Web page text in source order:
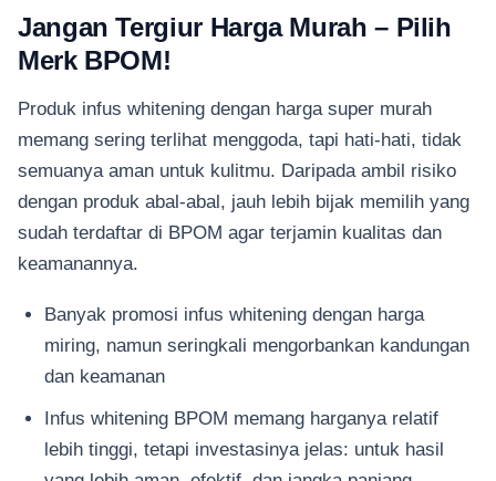
Jangan Tergiur Harga Murah – Pilih
Merk BPOM!
Produk infus whitening dengan harga super murah
memang sering terlihat menggoda, tapi hati-hati, tidak
semuanya aman untuk kulitmu. Daripada ambil risiko
dengan produk abal-abal, jauh lebih bijak memilih yang
sudah terdaftar di BPOM agar terjamin kualitas dan
keamanannya.
Banyak promosi infus whitening dengan harga
miring, namun seringkali mengorbankan kandungan
dan keamanan
Infus whitening BPOM memang harganya relatif
lebih tinggi, tetapi investasinya jelas: untuk hasil